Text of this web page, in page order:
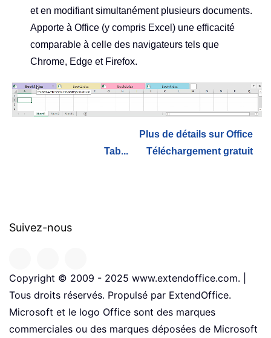
et en modifiant simultanément plusieurs documents.
Apporte à Office (y compris Excel) une efficacité
comparable à celle des navigateurs tels que
Chrome, Edge et Firefox.
Plus de détails sur Office
Tab...
Téléchargement gratuit
Suivez-nous
Copyright © 2009 - 2025 www.extendoffice.com. |
Tous droits réservés. Propulsé par ExtendOffice.
Microsoft et le logo Office sont des marques
commerciales ou des marques déposées de Microsoft